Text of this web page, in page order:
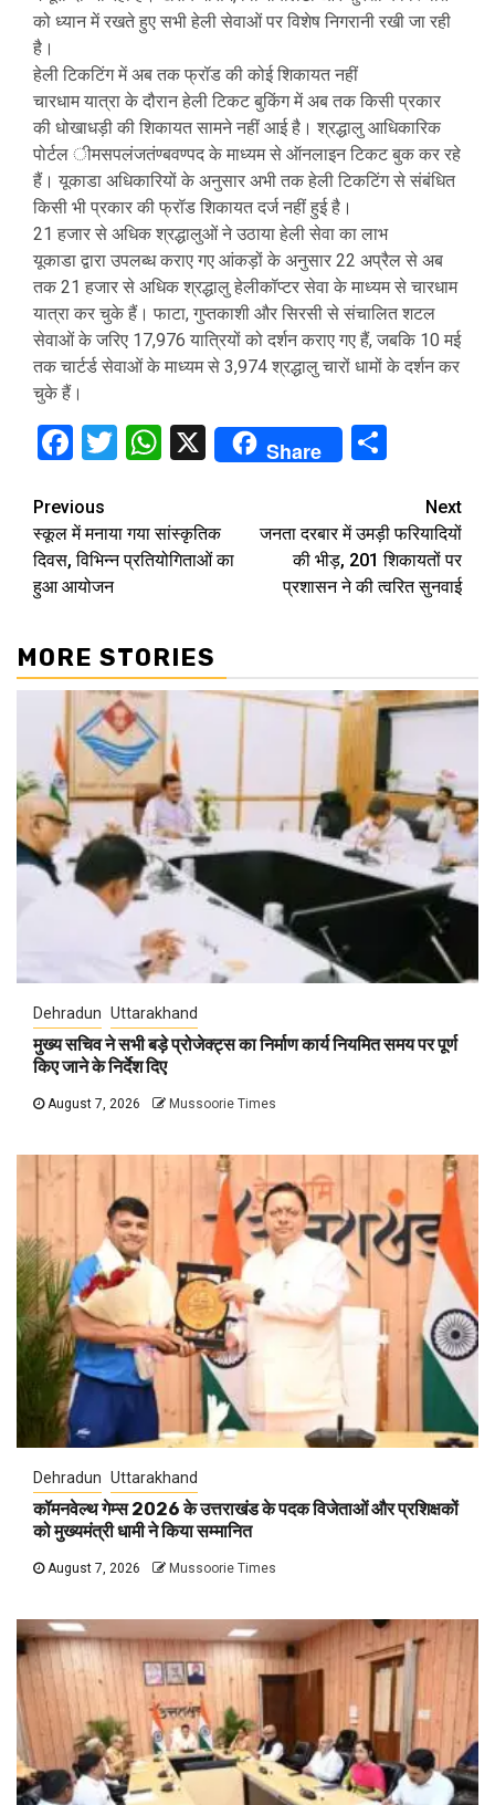
को ध्यान में रखते हुए सभी हेली सेवाओं पर विशेष निगरानी रखी जा रही
है।
हेली टिकटिंग में अब तक फ्रॉड की कोई शिकायत नहीं
चारधाम यात्रा के दौरान हेली टिकट बुकिंग में अब तक किसी प्रकार
की धोखाधड़ी की शिकायत सामने नहीं आई है। श्रद्धालु आधिकारिक
पोर्टल ीमसपलंजतंण्बवण्पद के माध्यम से ऑनलाइन टिकट बुक कर रहे
हैं। यूकाडा अधिकारियों के अनुसार अभी तक हेली टिकटिंग से संबंधित
किसी भी प्रकार की फ्रॉड शिकायत दर्ज नहीं हुई है।
21 हजार से अधिक श्रद्धालुओं ने उठाया हेली सेवा का लाभ
यूकाडा द्वारा उपलब्ध कराए गए आंकड़ों के अनुसार 22 अप्रैल से अब
तक 21 हजार से अधिक श्रद्धालु हेलीकॉप्टर सेवा के माध्यम से चारधाम
यात्रा कर चुके हैं। फाटा, गुप्तकाशी और सिरसी से संचालित शटल
सेवाओं के जरिए 17,976 यात्रियों को दर्शन कराए गए हैं, जबकि 10 मई
तक चार्टर्ड सेवाओं के माध्यम से 3,974 श्रद्धालु चारों धामों के दर्शन कर
चुके हैं।
Facebook
TwitterWhatsApp
X Share
Continue
Reading
Previous
स्कूल में मनाया गया सांस्कृतिक
दिवस, विभिन्न प्रतियोगिताओं का
हुआ आयोजन
Next
जनता दरबार में उमड़ी फरियादियों
की भीड़, 201 शिकायतों पर
प्रशासन ने की त्वरित सुनवाई
MORE STORIES
Dehradun Uttarakhand
मुख्य सचिव ने सभी बड़े प्रोजेक्ट्स का निर्माण कार्य नियमित समय पर पूर्ण
किए जाने के निर्देश दिए
August 7, 2026 Mussoorie Times
Dehradun Uttarakhand
कॉमनवेल्थ गेम्स 2026 के उत्तराखंड के पदक विजेताओं और प्रशिक्षकों
को मुख्यमंत्री धामी ने किया सम्मानित
August 7, 2026 Mussoorie Times